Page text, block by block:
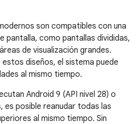
son compatibles con una
pantalla, como pantallas divididas,
de visualización grandes.
estos diseños, el sistema puede
al mismo tiempo.
Android 9 (API nivel 28) o
es posible reanudar todas las
al mismo tiempo. Sin